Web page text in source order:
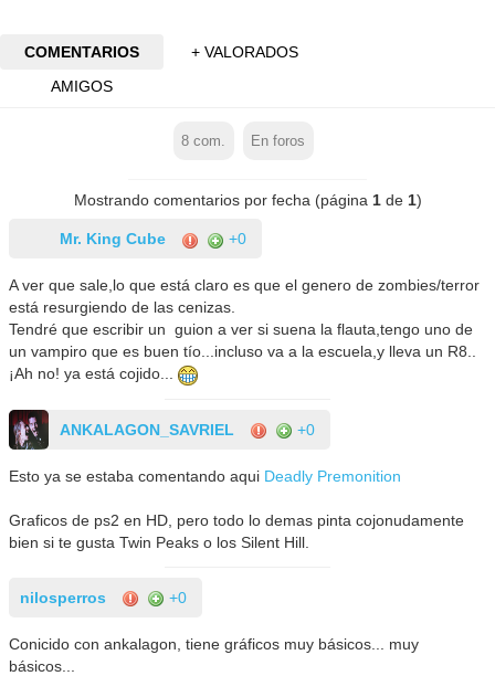
COMENTARIOS
+ VALORADOS
AMIGOS
8 com. En foros
Mostrando comentarios por fecha (página 1de 1)
Mr. King Cube +0
A ver que sale,lo que está claro es que el genero de zombies/terror
está resurgiendo de las cenizas.
Tendré que escribir un guion a ver si suena la flauta,tengo uno de
un vampiro que es buen tío...incluso va a la escuela,y lleva un R8..
¡Ah no! ya está cojido...
ANKALAGON_SAVRIEL +0
Esto ya se estaba comentando aqui Deadly Premonition
Graficos de ps2 en HD, pero todo lo demas pinta cojonudamente
bien si te gusta Twin Peaks o los Silent Hill.
nilosperros +0
Conicido con ankalagon, tiene gráficos muy básicos... muy
básicos...